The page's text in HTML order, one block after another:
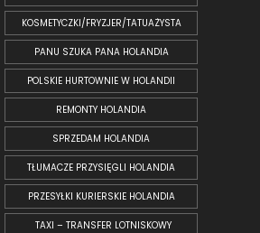
KOSMETYCZKI/FRYZJER/TATUAŻYSTA
PANU SZUKA PANA HOLANDIA
POLSKIE HURTOWNIE W HOLANDII
REMONTY HOLANDIA
SPRZEDAM HOLANDIA
TŁUMACZE PRZYSIĘGLI HOLANDIA
PRZESYŁKI KURIERSKIE HOLANDIA
TAXI – TRANSFER LOTNISKOWY